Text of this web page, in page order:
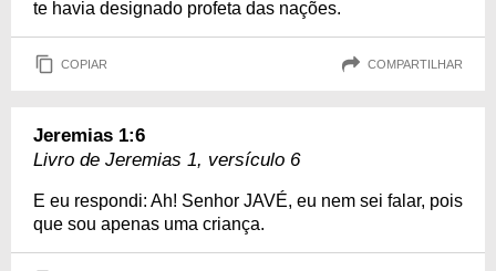
te havia designado profeta das nações.
COPIAR COMPARTILHAR
Jeremias 1:6
Livro de Jeremias 1, versículo 6
E eu respondi: Ah! Senhor JAVÉ, eu nem sei falar, pois
que sou apenas uma criança.